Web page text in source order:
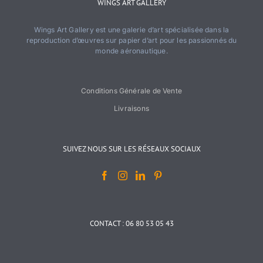
WINGS ART GALLERY
Wings Art Gallery est une galerie d’art spécialisée dans la
reproduction d’œuvres sur papier d’art pour les passionnés du
monde aéronautique.
Conditions Générale de Vente
Livraisons
SUIVEZ NOUS SUR LES RÉSEAUX SOCIAUX
CONTACT : 06 80 53 05 43